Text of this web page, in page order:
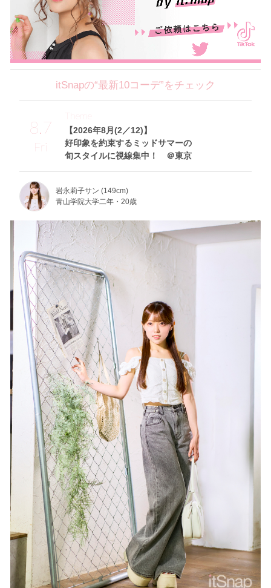
itSnapの“最新10コーデ”をチェック
8.7
Fri
【2026年8月(2／12)】
好印象を約束するミッドサマーの
旬スタイルに視線集中！ ＠東京
Theme
岩永莉子サン (149cm)
青山学院大学二年・20歳